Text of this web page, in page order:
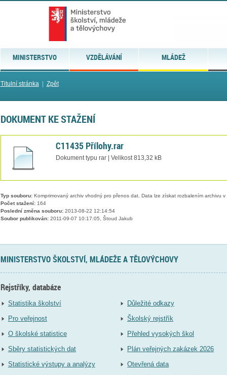
MINISTERSTVO VZDĚLÁVÁNÍ MLÁDEŽ
Titulní stránka| Zpět
DOKUMENT KE STAŽENÍ
C11435 Přílohy.rar
Dokument typu rar | Velikost 813,32 kB
Typ souboru:Komprimovaný archiv vhodný pro přenos dat. Data lze získat rozbalením archivu
Počet stažení:164
Poslední změna souboru:2013-08-22 12:14:54
Soubor publikován:2011-09-07 10:17:05, Štoud Jakub
MINISTERSTVO ŠKOLSTVÍ, MLÁDEŽE A TĚLOVÝCHOVY
Rejstříky, databáze
Statistika školství
Pro veřejnost
O školské statistice
Sběry statistických dat
Statistické výstupy a analýzy
Důležité odkazy
Školský rejstřík
Přehled vysokých škol
Plán veřejných zakázek 2026
Otevřená data